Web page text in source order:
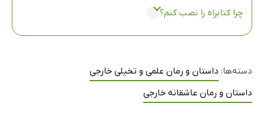
چرا کتابراه را نصب کنم؟
دسته‌ها: داستان و رمان علمی و تخیلی خارجی
داستان و رمان عاشقانه خارجی